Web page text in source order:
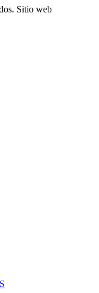
Sitio web